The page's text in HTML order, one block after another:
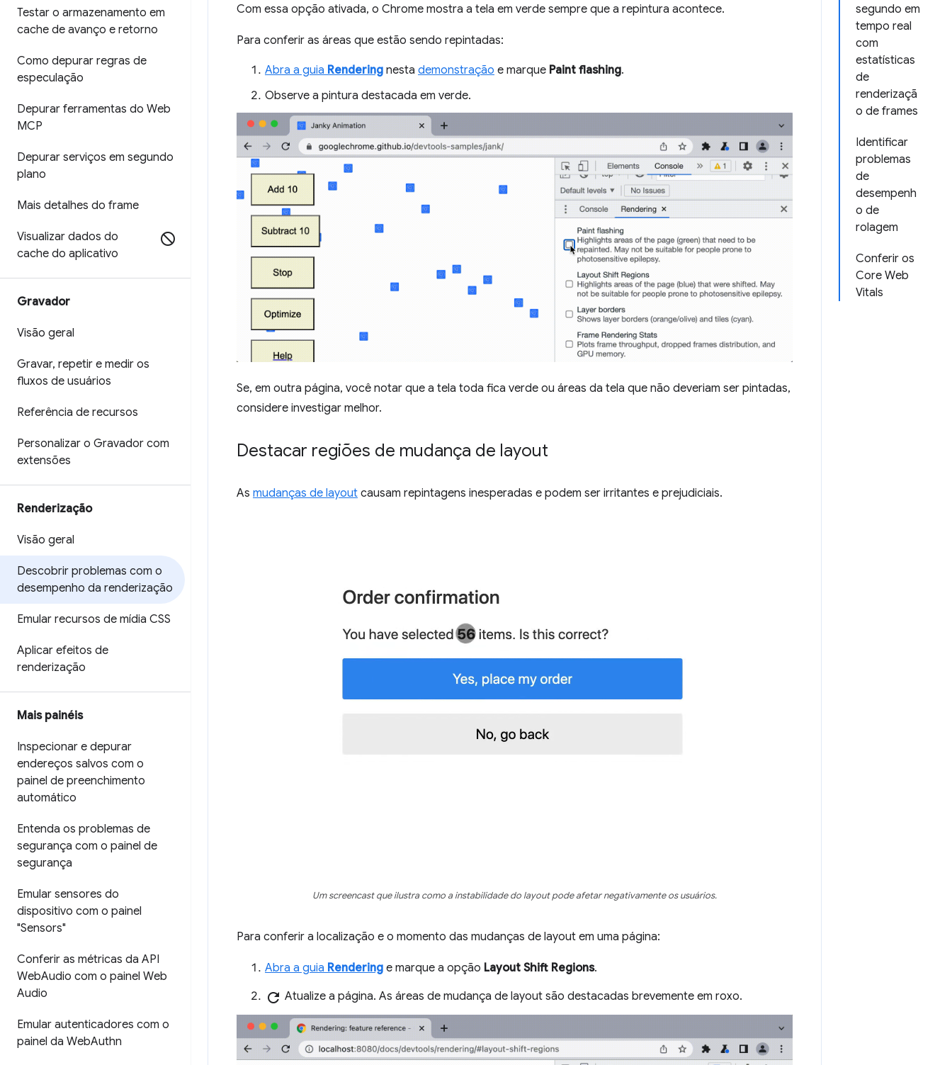
Testar o armazenamento em
cache de avanço e retorno
Como depurar regras de
especulação
Depurar ferramentas do Web
MCP
Depurar serviços em segundo
plano
Mais detalhes do frame
Visualizar dados do
cache do aplicativo
Gravador
Visão geral
Gravar, repetir e medir os
fluxos de usuários
Referência de recursos
Personalizar o Gravador com
extensões
Renderização
Visão geral
Descobrir problemas com o
desempenho da renderização
Emular recursos de mídia CSS
Aplicar efeitos de
renderização
Mais painéis
Inspecionar e depurar
endereços salvos com o
painel de preenchimento
automático
Entenda os problemas de
segurança com o painel de
segurança
Emular sensores do
dispositivo com o painel
"Sensors"
Conferir as métricas da API
WebAudio com o painel Web
Audio
Emular autenticadores com o
painel da WebAuthn
segundo em
tempo real
com
estatísticas
de
renderizaçã
o de frames
Identificar
problemas
de
desempenh
o de
rolagem
Conferir os
Core Web
Vitals
Com essa opção ativada, o Chrome mostra a tela em verde sempre que a repintura acontece.
Para conferir as áreas que estão sendo repintadas:
Abra a guia Rendering nesta demonstração e marque Paint flashing.
Observe a pintura destacada em verde.
Se, em outra página, você notar que a tela toda fica verde ou áreas da tela que não deveriam ser pintadas,
considere investigar melhor.
Destacar regiões de mudança de layout
As mudanças de layout causam repintagens inesperadas e podem ser irritantes e prejudiciais.
Um screencast que ilustra como a instabilidade do layout pode afetar negativamente os usuários.
Para conferir a localização e o momento das mudanças de layout em uma página:
Abra a guia Rendering e marque a opção Layout Shift Regions.
refresh Atualize a página. As áreas de mudança de layout são destacadas brevemente em roxo.